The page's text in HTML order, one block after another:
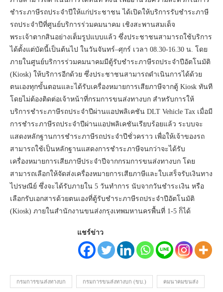
ชำระภาษีรถประจำปีให้แก่ประชาชน ได้เปิดให้บริการรับชำระภาษี
รถประจำปีที่ศูนย์บริการร่วมคมนาคม เชิงสะพานสมเด็จ
พระเจ้าตากสินอย่างเต็มรูปแบบแล้ว ซึ่งประชาชนสามารถใช้บริการ
ได้ตั้งแต่บัดนี้เป็นต้นไป ในวันจันทร์–ศุกร์ เวลา 08.30-16.30 น. โดย
ภายในศูนย์บริการร่วมคมนาคมมีตู้รับชำระภาษีรถประจำปีอัตโนมัติ
(Kiosk) ให้บริการอีกด้วย ซึ่งประชาชนสามารถดำเนินการได้ด้วย
ตนเองทุกขั้นตอนและได้รับเครื่องหมายการเสียภาษีจากตู้ Kiosk ทันที
โดยไม่ต้องติดต่อเจ้าหน้าที่กรมการขนส่งทางบก สำหรับการให้
บริการชำระภาษีรถประจำปีผ่านแอปพลิเคชัน DLT Vehicle Tax เมื่อมี
การชำระภาษีรถประจำปีผ่านแอปพลิเคชันเรียบร้อยแล้ว ระบบจะ
แสดงหลักฐานการชำระภาษีรถประจำปีชั่วคราว เพื่อให้เจ้าของรถ
สามารถใช้เป็นหลักฐานแสดงการชำระภาษีจนกว่าจะได้รับ
เครื่องหมายการเสียภาษีประจำปีจากกรมการขนส่งทางบก โดย
สามารถเลือกให้จัดส่งเครื่องหมายการเสียภาษีและใบเสร็จรับเงินทาง
ไปรษณีย์ ซึ่งจะได้รับภายใน 5 วันทำการ นับจากวันชำระเงิน หรือ
เลือกรับเอกสารด้วยตนเองที่ตู้รับชำระภาษีรถประจำปีอัตโนมัติ
(Kiosk) ภายในสำนักงานขนส่งกรุงเทพมหานครพื้นที่ 1-5 ก็ได้
แชร์ข่าว
กรมการขนส่งทางบก กรมการขนส่งทางบก (ขบ.) คมนาคมขนส่ง